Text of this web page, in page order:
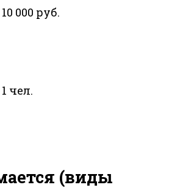
10 000 руб.
1 чел.
(виды